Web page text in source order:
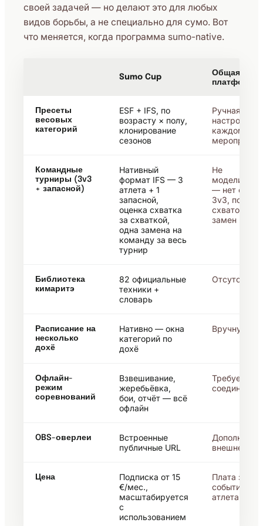
своей задачей — но делают это для любых
видов борьбы, а не специально для сумо. Вот
что меняется, когда программа sumo-native.
Sumo Cup
Общая
платформа
Пресеты
весовых
категорий
ESF + IFS, по
возрасту × полу,
клонирование
сезонов
Ручная
настройка
каждом
Командные
турниры (3v3
+ запасной)
Нативный
формат IFS — 3
атлета + 1
запасной,
оценка схватка
за схваткой,
одна замена на
команду за весь
турнир
Не
— нет
3v3,
схваток или
замен
Библиотека
кимаритэ
82 официальные
техники +
словарь
Отсутствует
Расписание на
несколько
дохё
Нативно — окна
категорий по
дохё
Вручную
Офлайн-
режим
соревнований
Взвешивание,
жеребьёвка,
бои, отчёт — всё
офлайн
Требуется
соединение
OBS-оверлеи
Встроенные
публичные URL
Дополнение
внешнее
Цена
Подписка от 15
€/мес.,
масштабируется
с
использованием
Плата за
событие или
атлета